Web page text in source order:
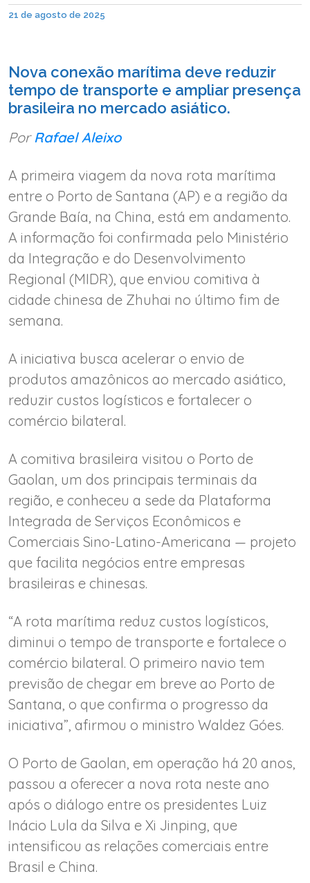
21 de agosto de 2025
Nova conexão marítima deve reduzir
tempo de transporte e ampliar presença
brasileira no mercado asiático.
Por Rafael Aleixo
A primeira viagem da nova rota marítima
entre o Porto de Santana (AP) e a região da
Grande Baía, na China, está em andamento.
A informação foi confirmada pelo Ministério
da Integração e do Desenvolvimento
Regional (MIDR), que enviou comitiva à
cidade chinesa de Zhuhai no último fim de
semana.
A iniciativa busca acelerar o envio de
produtos amazônicos ao mercado asiático,
reduzir custos logísticos e fortalecer o
comércio bilateral.
A comitiva brasileira visitou o Porto de
Gaolan, um dos principais terminais da
região, e conheceu a sede da Plataforma
Integrada de Serviços Econômicos e
Comerciais Sino-Latino-Americana — projeto
que facilita negócios entre empresas
brasileiras e chinesas.
“A rota marítima reduz custos logísticos,
diminui o tempo de transporte e fortalece o
comércio bilateral. O primeiro navio tem
previsão de chegar em breve ao Porto de
Santana, o que confirma o progresso da
iniciativa”, afirmou o ministro Waldez Góes.
O Porto de Gaolan, em operação há 20 anos,
passou a oferecer a nova rota neste ano
após o diálogo entre os presidentes Luiz
Inácio Lula da Silva e Xi Jinping, que
intensificou as relações comerciais entre
Brasil e China.